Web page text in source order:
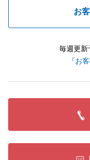
お
毎週更新
『お